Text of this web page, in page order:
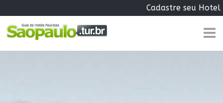
Cadastre seu Hotel